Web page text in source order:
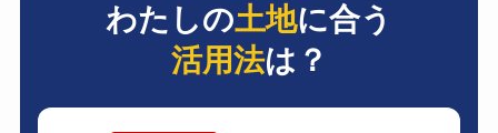
わたしの土地に合う
活用法は？